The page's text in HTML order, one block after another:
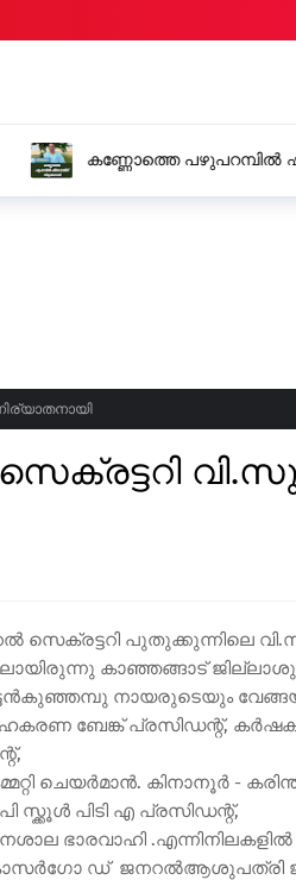
സെക്രട്ടറി പുതുക്കുന്നിലെ
കാഞ്ഞങ്ങാട്
നായരുടെയും
ബേങ്ക് പ്രസിഡന്റ്,
ചെയർമാൻ. കിനാനൂർ -
സ്ക്കൂൾ പിടി എ പ്രസിഡന്റ്,
ഭാരവാഹി .എന്നിനിലകളിൽ
(കാസർഗോ ഡ് ജനറൽആശുപത്രി